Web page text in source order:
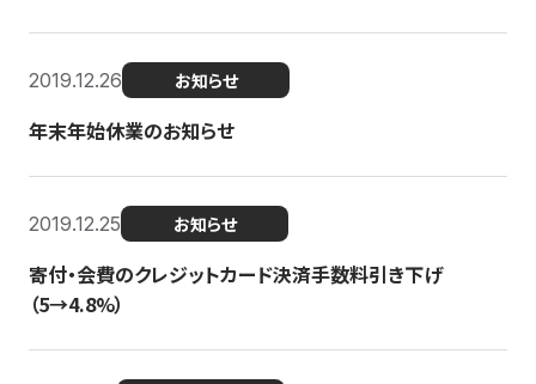
2019.12.26 お知らせ
年末年始休業のお知らせ
2019.12.25 お知らせ
寄付・会費のクレジットカード決済手数料引き下げ
（5→4.8%）